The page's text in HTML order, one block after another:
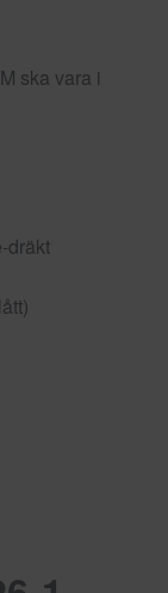
ska vara i
dräkt